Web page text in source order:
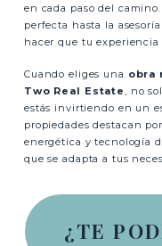
en cada paso del
perfecta hasta la
hacer que tu
Cuando eliges una obra
Two Real Estate, no
estás invirtiendo en un
propiedades destacan
energética y tecnología
que se adapta a tus
¿TE